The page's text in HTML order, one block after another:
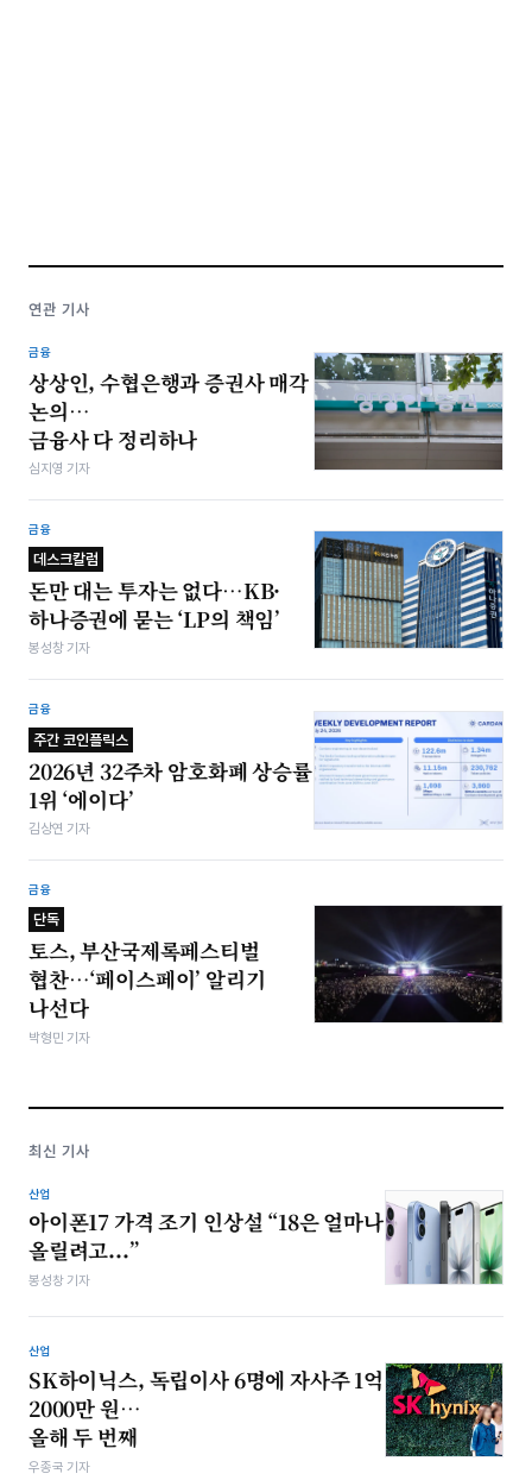
연관 기사
금융
상상인, 수협은행과 증권사 매각
논의…
금융사 다 정리하나
심지영 기자
금융
데스크칼럼
돈만 대는 투자는 없다…KB·
하나증권에 묻는 ‘LP의 책임’
봉성창 기자
금융
주간 코인플릭스
2026년 32주차 암호화폐 상승률
1위 ‘에이다’
김상연 기자
금융
단독
토스, 부산국제록페스티벌
협찬…‘페이스페이’ 알리기
나선다
박형민 기자
최신 기사
산업
아이폰17 가격 조기 인상설 “18은 얼마나
올릴려고...”
봉성창 기자
산업
SK하이닉스, 독립이사 6명에 자사주 1억
2000만 원…
올해 두 번째
우종국 기자